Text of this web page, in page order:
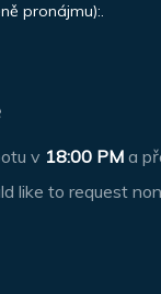
pronájmu):.
v 18:00 PM a
like to request